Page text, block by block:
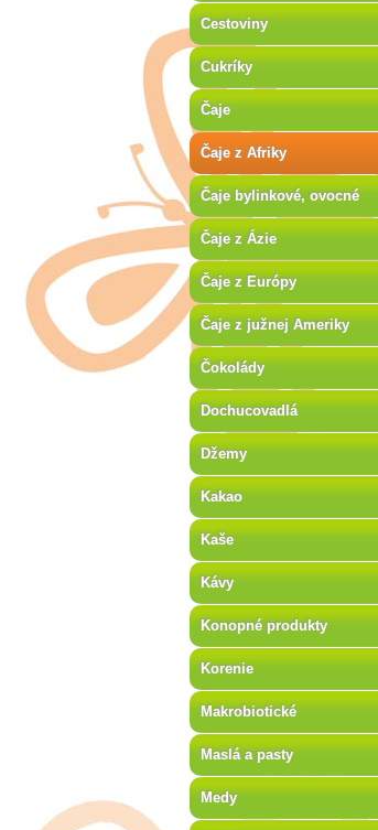
Cestoviny
Cukríky
Čaje
Čaje z Afriky
Čaje bylinkové, ovocné
Čaje z Ázie
Čaje z Európy
Čaje z južnej Ameriky
Čokolády
Dochucovadlá
Džemy
Kakao
Kaše
Kávy
Konopné produkty
Korenie
Makrobiotické
Maslá a pasty
Medy